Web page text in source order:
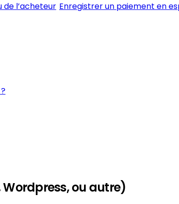
de l’acheteur Enregistrer un paiement en
ou autre)